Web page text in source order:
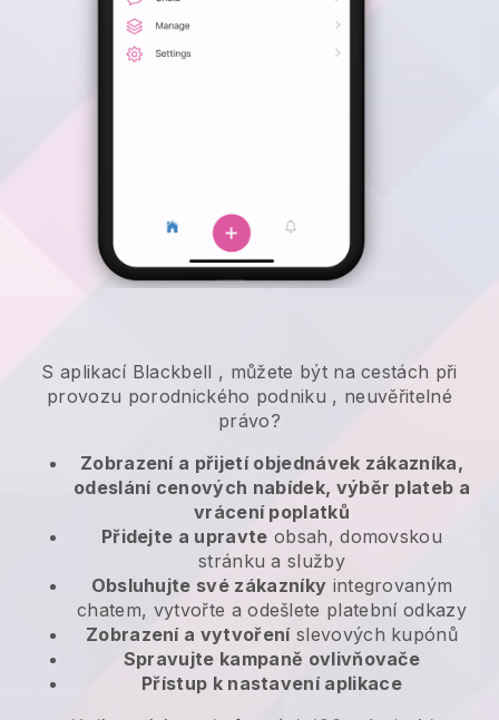
S aplikací Blackbell , můžete být na cestách při
provozu porodnického podniku , neuvěřitelné
právo?
Zobrazení a přijetí objednávek zákazníka,
odeslání cenových nabídek, výběr plateb a
vrácení poplatků
Přidejte a upravte obsah, domovskou
stránku a služby
Obsluhujte své zákazníky integrovaným
chatem, vytvořte a odešlete platební odkazy
Zobrazení a vytvořeníslevových kupónů
Spravujte kampaně ovlivňovače
Přístup k nastavení aplikace